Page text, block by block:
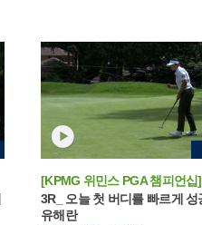
[KPMG 위민스 PGA 챔피언십]
3R_ 오늘 첫 버디를 빠르게 성
유해란